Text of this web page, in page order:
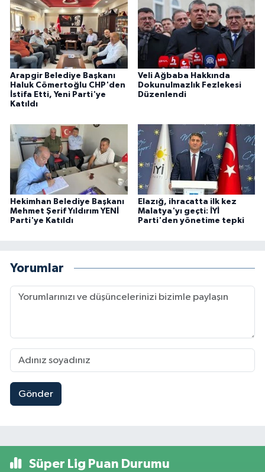
Arapgir Belediye Başkanı
Haluk Cömertoğlu CHP'den
İstifa Etti, Yeni Parti'ye
Katıldı
Veli Ağbaba Hakkında
Dokunulmazlık Fezlekesi
Düzenlendi
Hekimhan Belediye Başkanı
Mehmet Şerif Yıldırım YENİ
Parti'ye Katıldı
Elazığ, ihracatta ilk kez
Malatya'yı geçti: İYİ
Parti'den yönetime tepki
Yorumlar
Gönder
Süper Lig Puan Durumu